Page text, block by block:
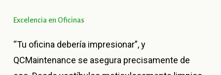
Excelencia en Oficinas
“Tu oficina debería impresionar”, y
QCMaintenance se asegura precisamente de